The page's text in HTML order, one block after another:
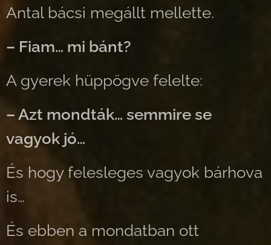
Antal bácsi megállt mellette.
– Fiam… mi bánt?
A gyerek hüppögve felelte:
– Azt mondták… semmire se
vagyok jó…
És hogy felesleges vagyok bárhova
is…
És ebben a mondatban ott